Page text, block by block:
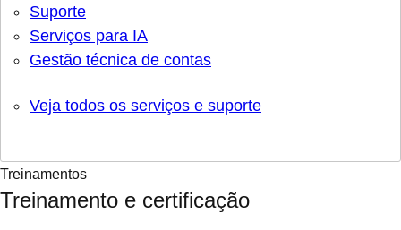
Suporte
Serviços para IA
Gestão técnica de contas
Veja todos os serviços e suporte
Treinamentos
Treinamento e certificação